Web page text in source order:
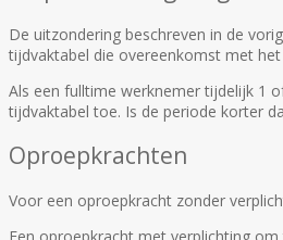
De uitzondering beschreven in de
tijdvaktabel die overeenkomst met
Als een fulltime werknemer tijdelijk 1
tijdvaktabel toe. Is de periode korter
Oproepkrachten
Voor een oproepkracht zonder
Een oproepkracht met verplichting